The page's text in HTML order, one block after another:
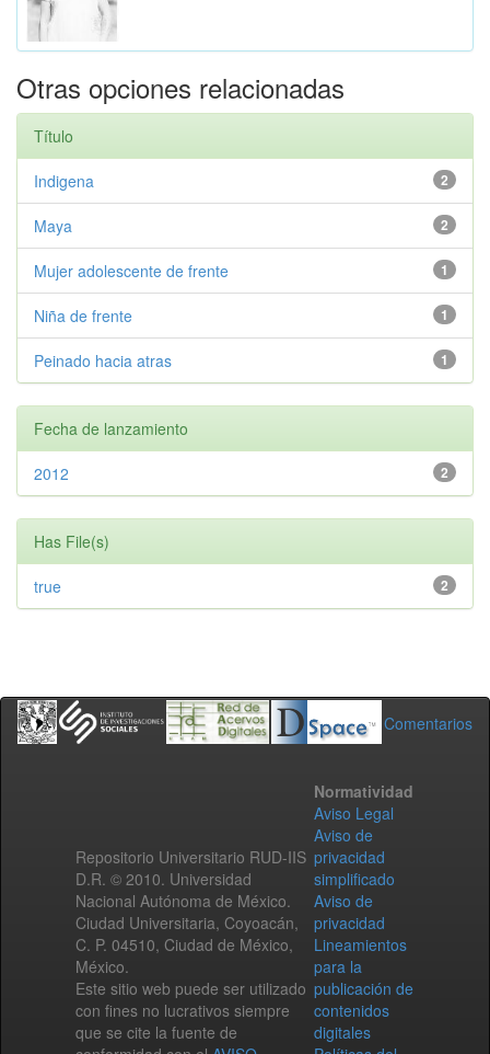
Otras opciones relacionadas
Título
2
Indigena
2
Maya
1
Mujer adolescente de frente
1
Niña de frente
1
Peinado hacia atras
Fecha de lanzamiento
2
2012
Has File(s)
2
true
Comentarios
Repositorio Universitario RUD-IIS
D.R. © 2010. Universidad
Nacional Autónoma de México.
Ciudad Universitaria, Coyoacán,
C. P. 04510, Ciudad de México,
México.
Este sitio web puede ser utilizado
con fines no lucrativos siempre
que se cite la fuente de
Normatividad
Aviso Legal
Aviso de
privacidad
simplificado
Aviso de
privacidad
Lineamientos
para la
publicación de
contenidos
digitales